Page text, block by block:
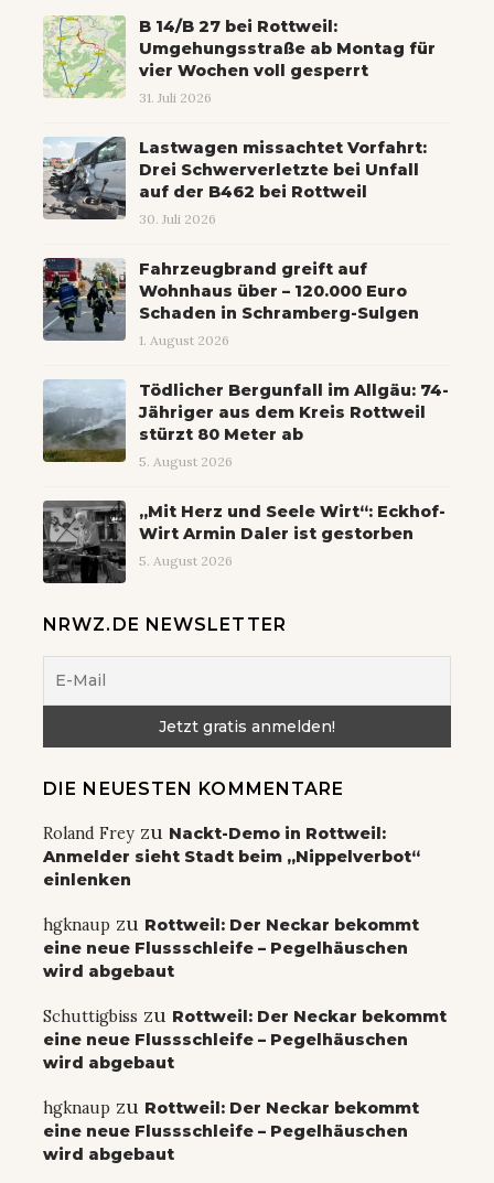
B 14/B 27 bei Rottweil:
Umgehungsstraße ab Montag für
vier Wochen voll gesperrt
31. Juli 2026
Lastwagen missachtet Vorfahrt:
Drei Schwerverletzte bei Unfall
auf der B462 bei Rottweil
30. Juli 2026
Fahrzeugbrand greift auf
Wohnhaus über – 120.000 Euro
Schaden in Schramberg-Sulgen
1. August 2026
Tödlicher Bergunfall im Allgäu: 74-
Jähriger aus dem Kreis Rottweil
stürzt 80 Meter ab
5. August 2026
„Mit Herz und Seele Wirt“: Eckhof-
Wirt Armin Daler ist gestorben
5. August 2026
NRWZ.DE NEWSLETTER
DIE NEUESTEN KOMMENTARE
Roland Frey zu Nackt-Demo in Rottweil:
Anmelder sieht Stadt beim „Nippelverbot“
einlenken
hgknaup zu Rottweil: Der Neckar bekommt
eine neue Flussschleife – Pegelhäuschen
wird abgebaut
Schuttigbiss zu Rottweil: Der Neckar bekommt
eine neue Flussschleife – Pegelhäuschen
wird abgebaut
hgknaup zu Rottweil: Der Neckar bekommt
eine neue Flussschleife – Pegelhäuschen
wird abgebaut